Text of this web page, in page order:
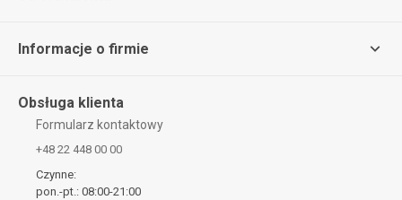
Informacje o firmie
Obsługa klienta
Formularz kontaktowy
+48 22 448 00 00
Czynne:
pon.-pt.: 08:00-21:00